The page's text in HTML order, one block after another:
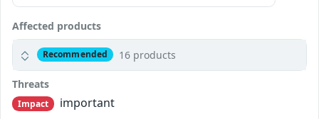
Affected products
Recommended 16 products
Threats
Impact
important